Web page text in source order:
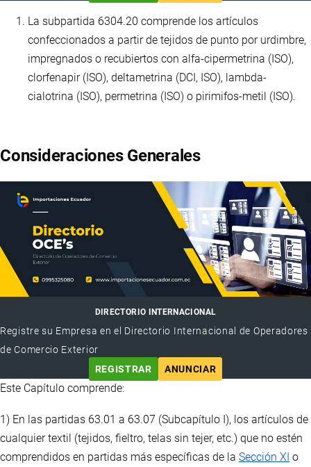
La subpartida 6304.20 comprende los artículos
confeccionados a partir de tejidos de punto por urdimbre,
impregnados o recubiertos con alfa-cipermetrina (ISO),
clorfenapir (ISO), deltametrina (DCI, ISO), lambda-
cialotrina (ISO), permetrina (ISO) o pirimifos-metil (ISO).
Consideraciones Generales
DIRECTORIO INTERNACIONAL
Registre su Empresa en el Directorio Internacional de Operadores
de Comercio Exterior
REGISTRAR
ANUNCIAR
Este Capítulo comprende:
1) En las partidas 63.01 a 63.07 (Subcapítulo I), los artículos de
cualquier textil (tejidos, fieltro, telas sin tejer, etc.) que no estén
comprendidos en partidas más específicas de la Sección XI o